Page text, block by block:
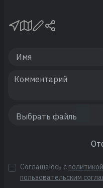
Соглашаюсь с
пользовательским